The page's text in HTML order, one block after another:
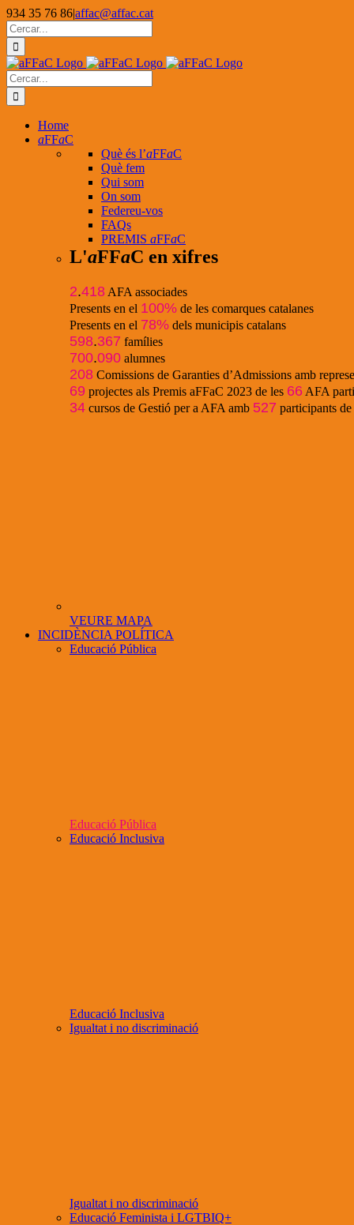
Skip
to
content
934 35 76 86|affac@affac.cat
Facebook
X
YouTube
Cerca
…
Cerca
…
Home
aFFaC
Què és l’aFFaC
Què fem
Qui som
On som
Federeu-vos
FAQs
PREMIS aFFaC
L'aFFaC en xifres
2.418 AFA associades
Presents en el 100% de les comarques catalanes
Presents en el 78% dels municipis catalans
598.367 famílies
700.090 alumnes
208 Comissions de Garanties d’Admissions amb
69 projectes als Premis aFFaC 2023 de les 66 AFA
34 cursos de Gestió per a AFA amb 527 participants de
VEURE MAPA
INCIDÈNCIA POLÍTICA
Educació Pública
Educació Pública
Educació Inclusiva
Educació Inclusiva
Igualtat i no discriminació
Igualtat i no discriminació
Educació Feminista i LGTBIQ+